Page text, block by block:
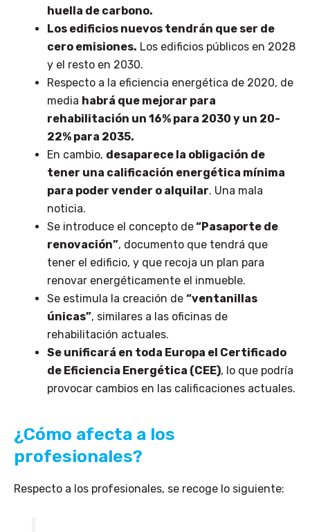
huella de carbono.
Los edificios nuevos tendrán que ser de
cero emisiones. Los edificios públicos en 2028
y el resto en 2030.
Respecto a la eficiencia energética de 2020, de
media habrá que mejorar para
rehabilitación un 16% para 2030 y un 20-
22% para 2035.
En cambio, desaparece la obligación de
tener una calificación energética mínima
para poder vender o alquilar. Una mala
noticia.
Se introduce el concepto de“Pasaporte de
renovación”, documento que tendrá que
tener el edificio, y que recoja un plan para
renovar energéticamente el inmueble.
Se estimula la creación de “ventanillas
únicas”, similares a las oficinas de
rehabilitación actuales.
Se unificará en toda Europa el Certificado
de Eficiencia Energética (CEE), lo que podría
provocar cambios en las calificaciones actuales.
¿Cómo afecta a los
profesionales?
Respecto a los profesionales, se recoge lo siguiente: